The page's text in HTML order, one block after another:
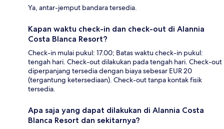
Ya, antar-jemput bandara tersedia.
Kapan waktu check-in dan check-out di Alannia
Costa Blanca Resort?
Check-in mulai pukul: 17.00; Batas waktu check-in pukul:
tengah hari. Check-out dilakukan pada tengah hari. Check-out
diperpanjang tersedia dengan biaya sebesar EUR 20
(tergantung ketersediaan). Check-out tanpa kontak fisik
tersedia.
Apa saja yang dapat dilakukan di Alannia Costa
Blanca Resort dan sekitarnya?